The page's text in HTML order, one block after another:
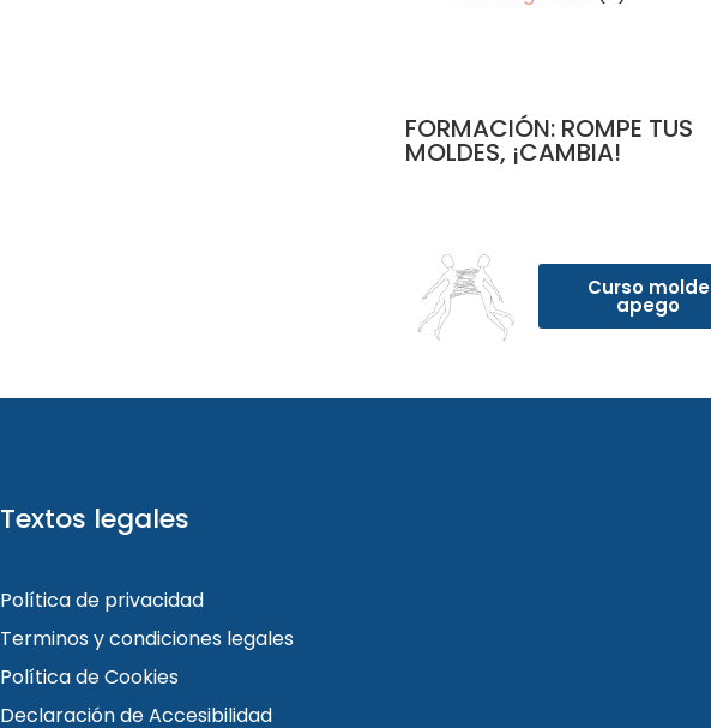
FORMACIÓN: ROMPE TUS
MOLDES, ¡CAMBIA!
Curso molde
apego
Textos legales
Política de privacidad
Terminos y condiciones legales
Política de Cookies
Declaración de Accesibilidad